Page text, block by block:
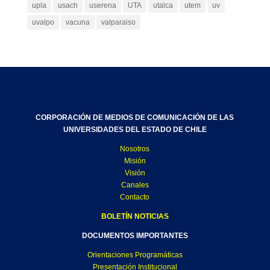
upla usach userena UTA utalca utem
uv
uvalpo
vacuna valparaiso
CORPORACIÓN DE MEDIOS DE COMUNICACIÓN DE LAS
UNIVERSIDADES DEL ESTADO DE CHILE
Nosotros
Misión
Visión
Canales
Contacto
BOLETÍN NOTICIAS
DOCUMENTOS IMPORTANTES
Orientaciones Programáticas
Presentación Institucional